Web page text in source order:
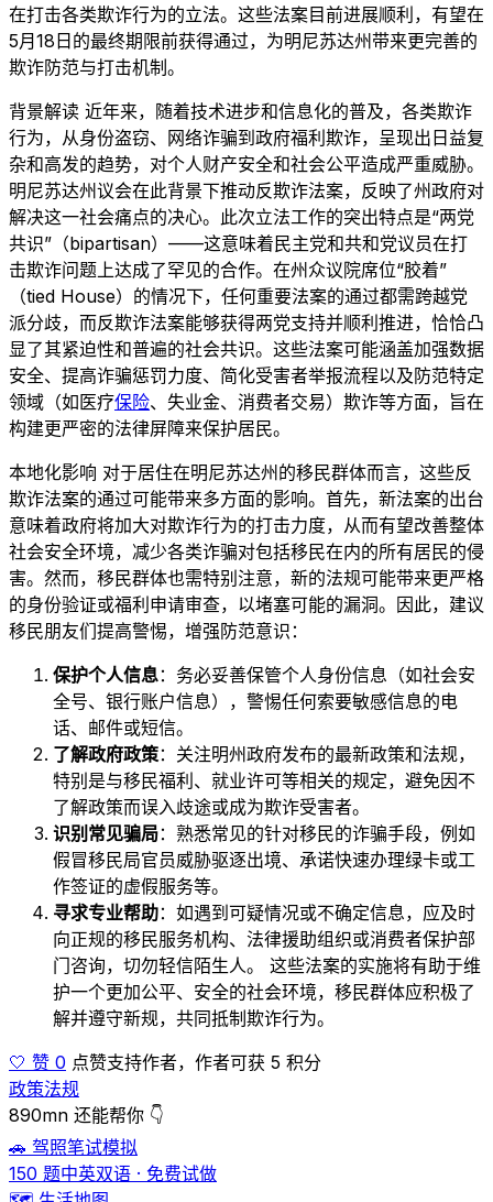
在打击各类欺诈行为的立法。这些法案目前进展顺利，有望在
5月18日的最终期限前获得通过，为明尼苏达州带来更完善的
欺诈防范与打击机制。
背景解读 近年来，随着技术进步和信息化的普及，各类欺诈
行为，从身份盗窃、网络诈骗到政府福利欺诈，呈现出日益复
杂和高发的趋势，对个人财产安全和社会公平造成严重威胁。
明尼苏达州议会在此背景下推动反欺诈法案，反映了州政府对
解决这一社会痛点的决心。此次立法工作的突出特点是“两党
共识”（bipartisan）——这意味着民主党和共和党议员在打
击欺诈问题上达成了罕见的合作。在州众议院席位“胶着”
（tied House）的情况下，任何重要法案的通过都需跨越党
派分歧，而反欺诈法案能够获得两党支持并顺利推进，恰恰凸
显了其紧迫性和普遍的社会共识。这些法案可能涵盖加强数据
安全、提高诈骗惩罚力度、简化受害者举报流程以及防范特定
领域（如医疗保险、失业金、消费者交易）欺诈等方面，旨在
构建更严密的法律屏障来保护居民。
本地化影响 对于居住在明尼苏达州的移民群体而言，这些反
欺诈法案的通过可能带来多方面的影响。首先，新法案的出台
意味着政府将加大对欺诈行为的打击力度，从而有望改善整体
社会安全环境，减少各类诈骗对包括移民在内的所有居民的侵
害。然而，移民群体也需特别注意，新的法规可能带来更严格
的身份验证或福利申请审查，以堵塞可能的漏洞。因此，建议
移民朋友们提高警惕，增强防范意识：
保护个人信息：务必妥善保管个人身份信息（如社会安
全号、银行账户信息），警惕任何索要敏感信息的电
话、邮件或短信。
了解政府政策：关注明州政府发布的最新政策和法规，
特别是与移民福利、就业许可等相关的规定，避免因不
了解政策而误入歧途或成为欺诈受害者。
识别常见骗局：熟悉常见的针对移民的诈骗手段，例如
假冒移民局官员威胁驱逐出境、承诺快速办理绿卡或工
作签证的虚假服务等。
寻求专业帮助：如遇到可疑情况或不确定信息，应及时
向正规的移民服务机构、法律援助组织或消费者保护部
门咨询，切勿轻信陌生人。 这些法案的实施将有助于维
护一个更加公平、安全的社会环境，移民群体应积极了
解并遵守新规，共同抵制欺诈行为。
🤍 赞 0 点赞支持作者，作者可获 5 积分
政策法规
890mn 还能帮你 👇
🚗 驾照笔试模拟
150 题中英双语 · 免费试做